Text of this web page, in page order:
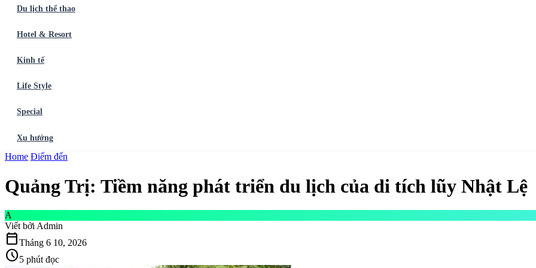
Du lịch thể thao
Hotel & Resort
Kinh tế
Life Style
Special
Xu hướng
Trang chủẨm thực
Home Điểm đến
Quảng Trị: Tiềm năng phát triển du lịch của di tích lũy Nhật Lệ
A
Viết bởi Admin
calendar_todayTháng 6 10, 2026
schedule5 phút đọc